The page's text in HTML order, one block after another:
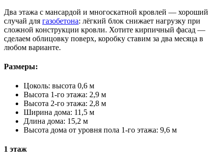
Два этажа с мансардой и многоскатной кровлей — хороший
случай для газобетона: лёгкий блок снижает нагрузку при
сложной конструкции кровли. Хотите кирпичный фасад —
сделаем облицовку поверх, коробку ставим за два месяца в
любом варианте.
Размеры:
Цоколь: высота 0,6 м
Высота 1-го этажа: 2,9 м
Высота 2-го этажа: 2,8 м
Ширина дома: 11,5 м
Длина дома: 15,2 м
Высота дома от уровня пола 1-го этажа: 9,6 м
1 этаж